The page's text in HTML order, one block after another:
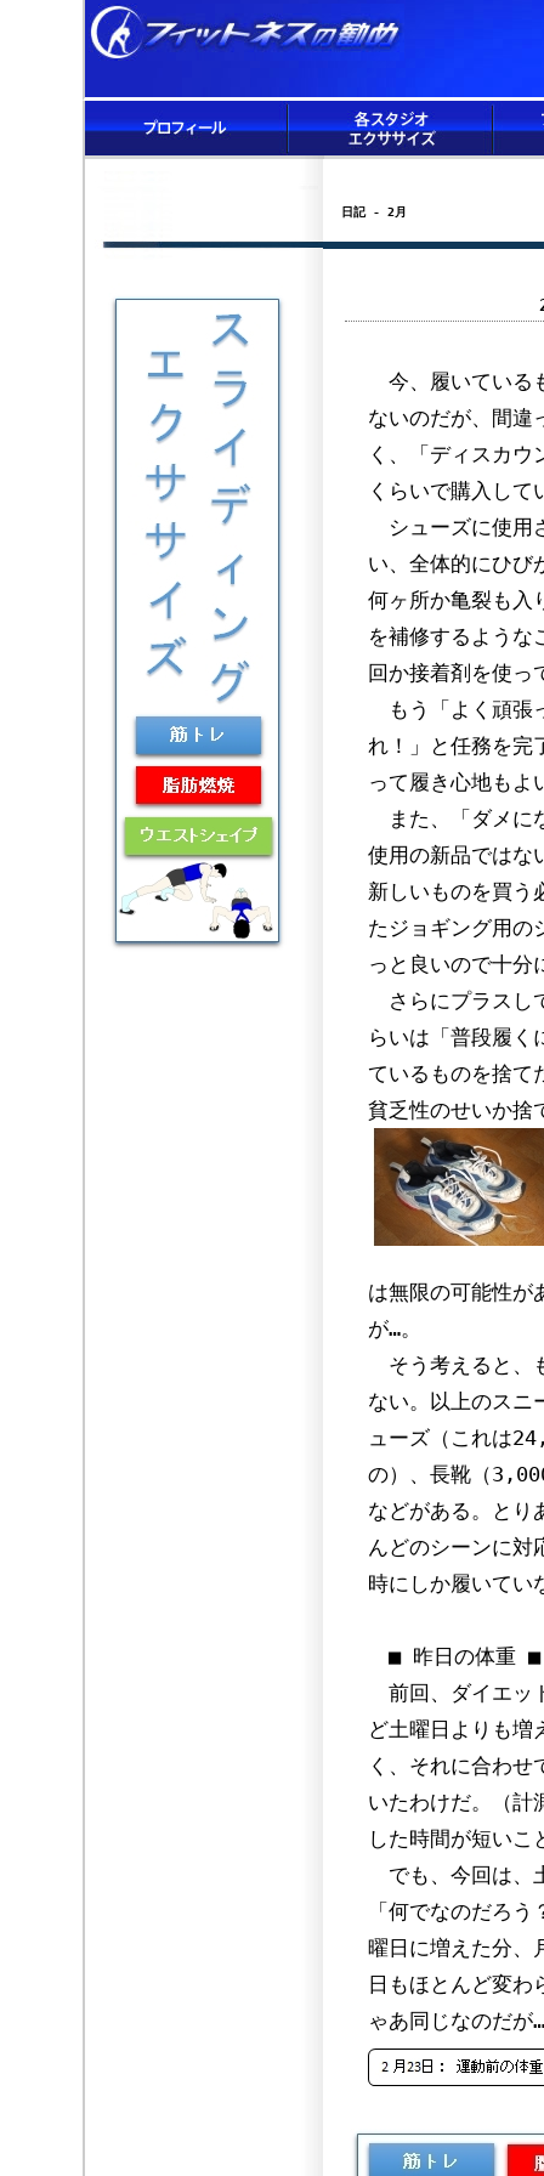
日記 - 2月
今、履いている
ないのだが、間違
く、「ディスカ
くらいで購入し
シューズに使用
い、全体的にひび
何ヶ所か亀裂も入
を補修するような
回か接着剤を使っ
もう「よく頑張
れ！」と任務を完
って履き心地もよ
また、「ダメに
使用の新品ではな
新しいものを買う
たジョギング用の
っと良いので十分
さらにプラスし
らいは「普段履く
ているものを捨て
貧乏性のせいか捨
は無限の可能性が
が…。
そう考えると、
ない。以上のスニ
ューズ（これは
の）、長靴（
などがある。とり
んどのシーンに対
時にしか履いてい
■ 昨日の体重 ■
前回、ダイエッ
ど土曜日よりも増
く、それに合わ
いたわけだ。（計
した時間が短いこ
でも、今回は、
「何でなのだろ
曜日に増えた分、
日もほとんど変
ゃあ同じなのだが